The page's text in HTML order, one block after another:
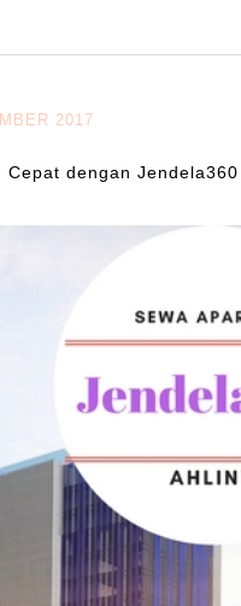
2017
Cepat dengan Jendela360